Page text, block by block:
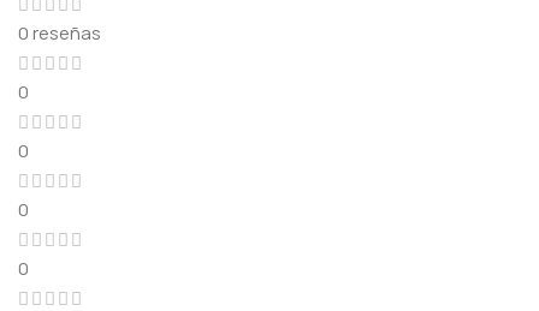
0 reseñas
0
0
0
0